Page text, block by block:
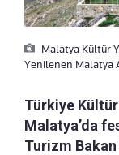
Malatya Kültür
Yenilenen Malatya
Türkiye Kültür
Malatya’da
Turizm Bakan